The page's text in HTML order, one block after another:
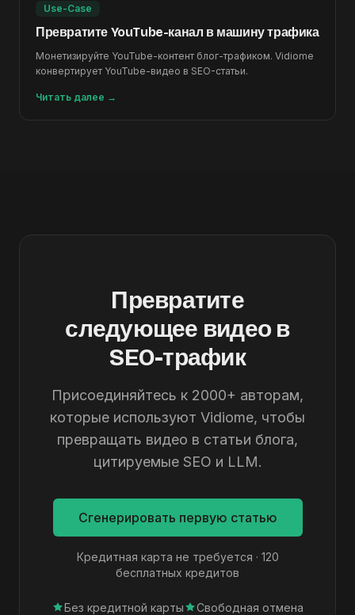
Use-Case
Превратите YouTube-канал в машину трафика
Монетизируйте YouTube-контент блог-трафиком. Vidiome
конвертирует YouTube-видео в SEO-статьи.
Читать далее →
Превратите
следующее видео в
SEO-трафик
Присоединяйтесь к 2000+ авторам,
которые используют Vidiome, чтобы
превращать видео в статьи блога,
цитируемые SEO и LLM.
Сгенерировать первую статью
Кредитная карта не требуется · 120
бесплатных кредитов
Без кредитной карты
Свободная отмена